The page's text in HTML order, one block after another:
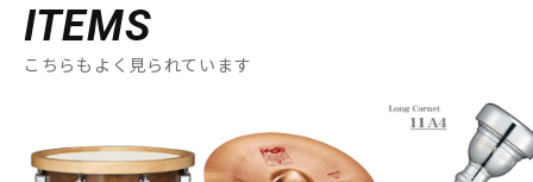
ITEMS
こちらもよく見られています